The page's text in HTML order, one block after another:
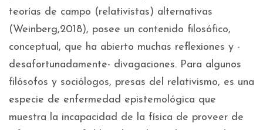
teorías de campo (relativistas) alternativas
(Weinberg,2018), posee un contenido filosófico,
conceptual, que ha abierto muchas reflexiones y -
desafortunadamente- divagaciones. Para algunos
filósofos y sociólogos, presas del relativismo, es una
especie de enfermedad epistemológica que
muestra la incapacidad de la física de proveer de